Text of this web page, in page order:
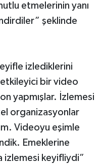
etmelerinin yanı
şeklinde
izlediklerini
etkileyici bir video
yapmışlar. İzlemesi
organizasyonlar
Videoyu eşimle
Emeklerine
izlemesi keyifliydi”